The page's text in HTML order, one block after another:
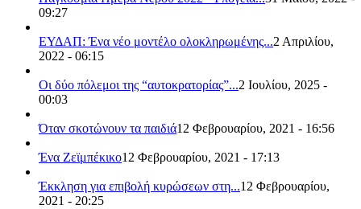
09:27
ΕΥΔΑΠ: Ένα νέο μοντέλο ολοκληρωμένης...2 Απριλίου,
2022 - 06:15
Οι δύο πόλεμοι της “αυτοκρατορίας”...2 Ιουλίου, 2025 -
00:03
Όταν σκοτώνουν τα παιδιά12 Φεβρουαρίου, 2021 - 16:56
Ένα Ζεϊμπέκικο12 Φεβρουαρίου, 2021 - 17:13
Έκκληση για επιβολή κυρώσεων στη...12 Φεβρουαρίου,
2021 - 20:25